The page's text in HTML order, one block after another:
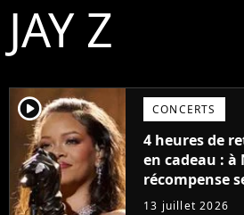
JAY Z
player2 CONCERTS
4 heures de
en cadeau : à
récompense
incroyable
13 juillet 2026